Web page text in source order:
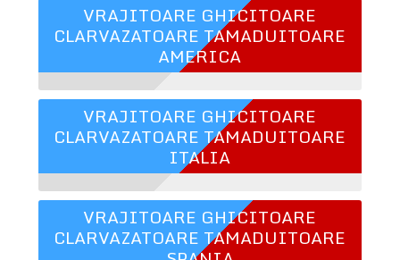
VRAJITOARE GHICITOARE
CLARVAZATOARE TAMADUITOARE
AMERICA
VRAJITOARE GHICITOARE
CLARVAZATOARE TAMADUITOARE
ITALIA
VRAJITOARE GHICITOARE
CLARVAZATOARE TAMADUITOARE